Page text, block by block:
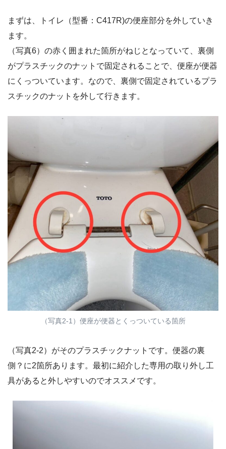
まずは、トイレ（型番：C417R)の便座部分を外していき
ます。
（写真6）の赤く囲まれた箇所がねじとなっていて、裏側
がプラスチックのナットで固定されることで、便座が便器
にくっついています。なので、裏側で固定されているプラ
スチックのナットを外して行きます。
（写真2-1）便座が便器とくっついている箇所
（写真2-2）がそのプラスチックナットです。便器の裏
側？に2箇所あります。最初に紹介した専用の取り外し工
具があると外しやすいのでオススメです。